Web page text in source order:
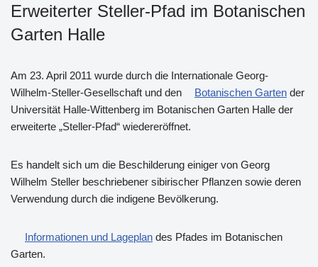
Erweiterter Steller-Pfad im Botanischen
Garten Halle
Am 23. April 2011 wurde durch die Internationale Georg-
Wilhelm-Steller-Gesellschaft und den
Botanischen Garten der
Universität Halle-Wittenberg im Botanischen Garten Halle der
erweiterte „Steller-Pfad“ wiedereröffnet.
Es handelt sich um die Beschilderung einiger von Georg
Wilhelm Steller beschriebener sibirischer Pflanzen sowie deren
Verwendung durch die indigene Bevölkerung.
Informationen und Lageplan des Pfades im Botanischen
Garten.